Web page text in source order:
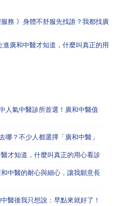
務 》身體不舒服先找誰？我都找廣
廣和中醫才知道，什麼叫真正的用
人氣中醫診所首選！廣和中醫值
哪？不少人都選擇「廣和中醫」
才知道，什麼叫真正的用心看診
中醫的耐心與細心，讓我願意長
醫後我只想說：早點來就好了！